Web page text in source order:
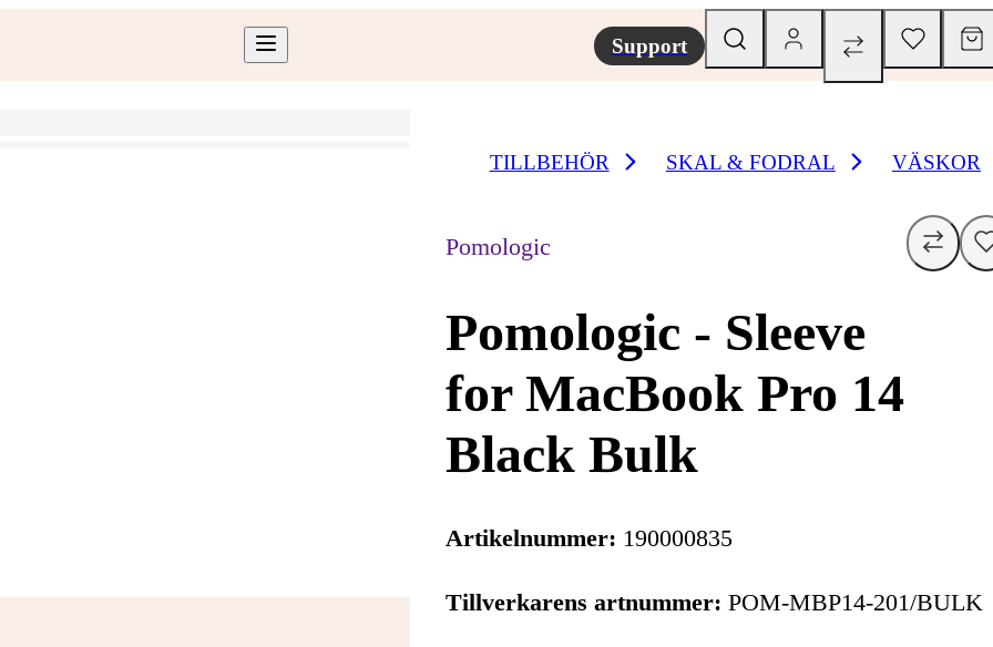
Support
TILLBEHÖR SKAL & FODRAL VÄSKOR
Pomologic
Pomologic - Sleeve
for MacBook Pro 14
Black Bulk
Artikelnummer: 190000835
Tillverkarens artnummer: POM-MBP14-201/BULK